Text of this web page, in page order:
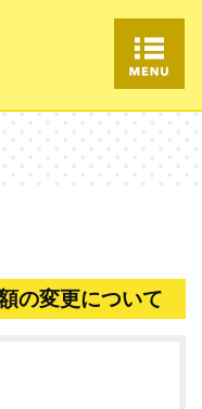
の変更について